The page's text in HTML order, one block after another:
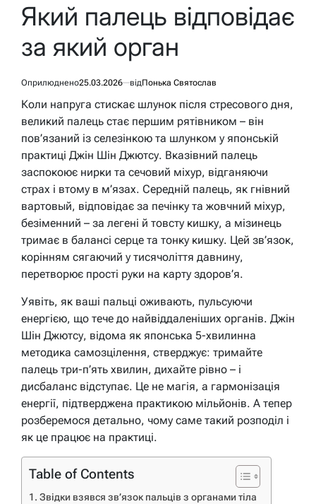
Який палець відповідає
за який орган
Оприлюднено25.03.2026 відПонька Святослав
Коли напруга стискає шлунок після стресового дня,
великий палець стає першим рятівником – він
пов’язаний із селезінкою та шлунком у японській
практиці Джін Шін Джютсу. Вказівний палець
заспокоює нирки та сечовий міхур, відганяючи
страх і втому в м’язах. Середній палець, як гнівний
вартовый, відповідає за печінку та жовчний міхур,
безіменний – за легені й товсту кишку, а мізинець
тримає в балансі серце та тонку кишку. Цей зв’язок,
корінням сягаючий у тисячоліття давнину,
перетворює прості руки на карту здоров’я.
Уявіть, як ваші пальці оживають, пульсуючи
енергією, що тече до найвіддаленіших органів. Джін
Шін Джютсу, відома як японська 5-хвилинна
методика самозцілення, стверджує: тримайте
палець три-п’ять хвилин, дихайте рівно – і
дисбаланс відступає. Це не магія, а гармонізація
енергії, підтверджена практикою мільйонів. А тепер
розберемося детально, чому саме такий розподіл і
як це працює на практиці.
Table of Contents
Звідки взявся зв’язок пальців з органами тіла